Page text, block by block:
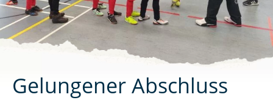
Gelungener Abschluss